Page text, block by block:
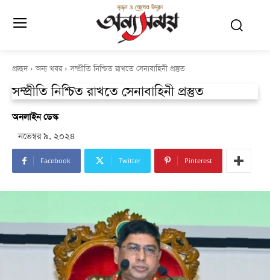
প্রচ্ছদ অন্য খবর সম্প্রীতি নিশ্চিত রাখতে সেনাবাহিনী প্রস্তুত
সম্প্রীতি নিশ্চিত রাখতে সেনাবাহিনী প্রস্তুত
অনলাইন ডেস্ক
নভেম্বর ৯, ২০২৪
Facebook Twitter Pinterest